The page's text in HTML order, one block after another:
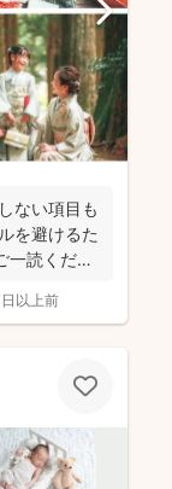
ない項目も
を避けるた
一読くださ
以上前